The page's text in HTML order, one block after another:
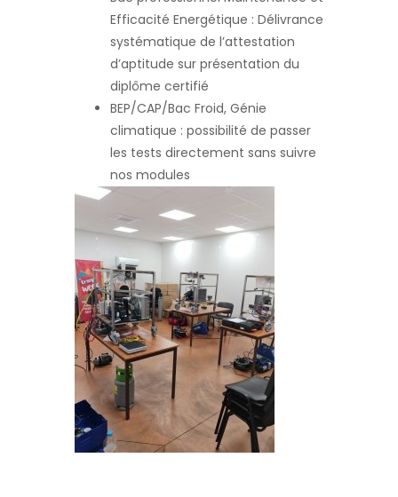
Efficacité Energétique : Délivrance
systématique de l’attestation
d’aptitude sur présentation du
diplôme certifié
BEP/CAP/Bac Froid, Génie
climatique : possibilité de passer
les tests directement sans suivre
nos modules